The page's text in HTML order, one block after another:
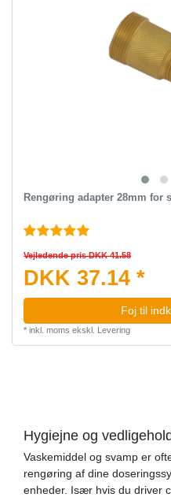
Rengøring adapter 28mm for
Vejledende pris DKK 41.58
DKK 37.14 *
Foj til
* inkl. moms ekskl. Levering
Hygiejne og
Vaskemiddel og svamp er
rengøring af dine
enheder. Især hvis du driver